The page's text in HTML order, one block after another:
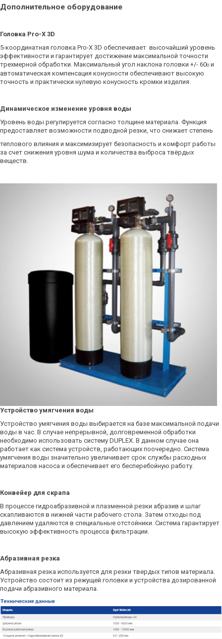
Дополнительное оборудование
Головка Pro-X 3D
5-координатная головка Pro-X 3D обеспечивает высочайший уровень
эффективности и гарантирует достижение максимальной точности
трехмерной обработки. Максимальный угол наклона головки +/- 60o и
автоматическая компенсация конусности обеспечивают высокую
точность и практически нулевую конусность кромки изделия.
Динамическое изменение уровня воды
Уровень воды регулируется согласно толщине материала. Функция
предоставляет возможности подводной резки, что снижает степень
теплового влияния и максимизирует безопасность и комфорт работы
за счет снижения уровня шума и количества выброса твёрдых
веществ.
Устройство умягчения воды
Устройство умягчения воды выбирается на базе максимальной подачи
воды в час. В случае непрерывной, долговременной обработки
необходимо использовать систему DUPLEX. В данном случае она
работает как система устройств, работающих поочередно. Система
умягчения воды значительно увеличивает срок службы расходных
материалов насоса и обеспечивает его бесперебойную работу.
Конвейер для скрапа
В процессе гидроабразивной и плазменной резки абразив и шлаг
скапливаются в нижней части рабочего стола. Затем отходы под
давлением удаляются в специальные отстойники. Система гарантирует
высокую эффективность процесса фильтрации.
Абразивная резка
Абразивная резка используется для резки твердых типов материала.
Устройство состоит из режущей головки и устройства дозированной
подачи абразивного материала.